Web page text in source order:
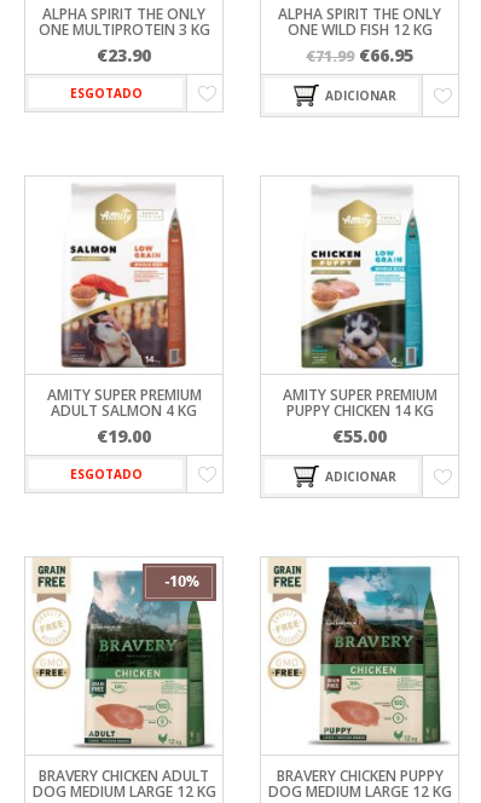
FARMINA
OPTIMA NOVA
ORIJEN
PRIMAL SPIRIT
VIRBAC HPM
PROFINE
PURINA PRO PLAN
VIRBAC HPM
TREINO TRELAS
WC PARA GATOS
ALPHA SPIRIT THE ONLY
ONE MULTIPROTEIN 3 KG
€23.90
ESGOTADO
ALPHA SPIRIT THE ONLY
ONE WILD FISH 12 KG
€71.99 O
preço
original
€66.95O
preço
atual
ADICIONAR
AMITY SUPER PREMIUM
ADULT SALMON 4 KG
€19.00
ESGOTADO
AMITY SUPER PREMIUM
PUPPY CHICKEN 14 KG
€55.00
ADICIONAR
BRAVERY CHICKEN ADULT
DOG MEDIUM LARGE 12 KG
BRAVERY CHICKEN PUPPY
DOG MEDIUM LARGE 12 KG